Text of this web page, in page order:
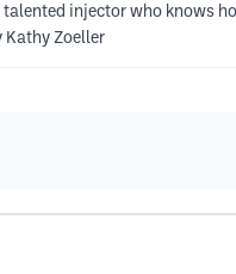
injector who knows
Kathy Zoeller